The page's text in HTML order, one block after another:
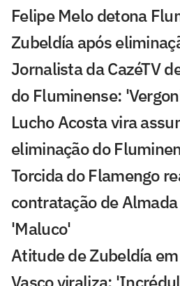
Felipe Melo detona
Zubeldía após
Jornalista da CazéTV
do Fluminense:
Lucho Acosta vira
eliminação do
Torcida do Flamengo
contratação de
'Maluco'
Atitude de Zubeldía